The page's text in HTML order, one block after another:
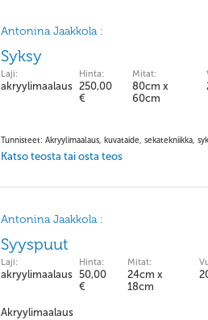
Antonina Jaakkola :
Syksy
Laji:
akryylimaalaus
Hinta:
250,00
€
Mitat:
80cm x
60cm
Tunnisteet: Akryylimaalaus, kuvataide, sekatekniikka,
Katso teosta tai osta teos
Antonina Jaakkola :
Syyspuut
Laji:
akryylimaalaus
Hinta:
50,00
€
Mitat:
24cm x
18cm
Akryylimaalaus